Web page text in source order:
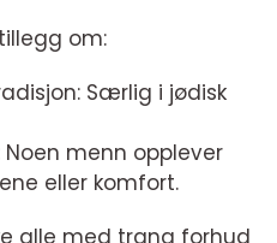
om:
Særlig i jødisk
menn opplever
eller komfort.
alle med trang forhud